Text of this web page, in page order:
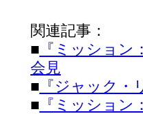
関連記事：
■ 『ミッショ
会見
■ 『ジャック
■ 『ミッショ